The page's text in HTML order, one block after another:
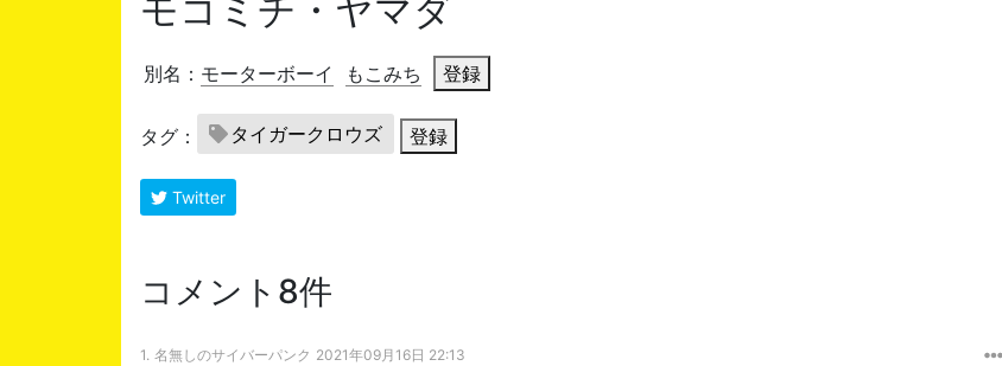
モコミチ・ヤマダ
別名： モーターボーイ もこみち 登録
タグ： タイガークロウズ 登録
Twitter
コメント8件
1. 名無しのサイバーパンク 2021年09月16日 22:13